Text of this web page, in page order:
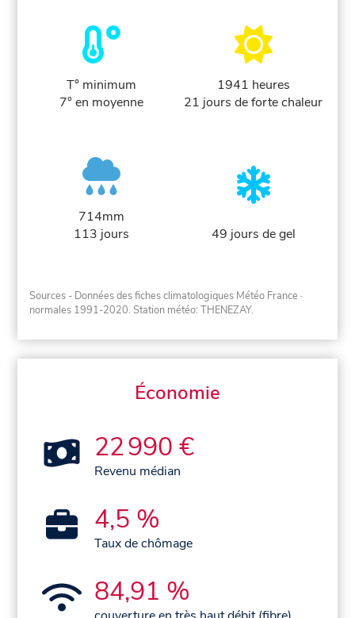
T° minimum
7° en moyenne
1941 heures
21 jours de forte chaleur
714mm
113 jours
49 jours de gel
Sources - Données des fiches climatologiques Météo France ·
normales 1991-2020. Station météo: THENEZAY.
Économie
22 990 €
Revenu médian
4,5 %
Taux de chômage
84,91 %